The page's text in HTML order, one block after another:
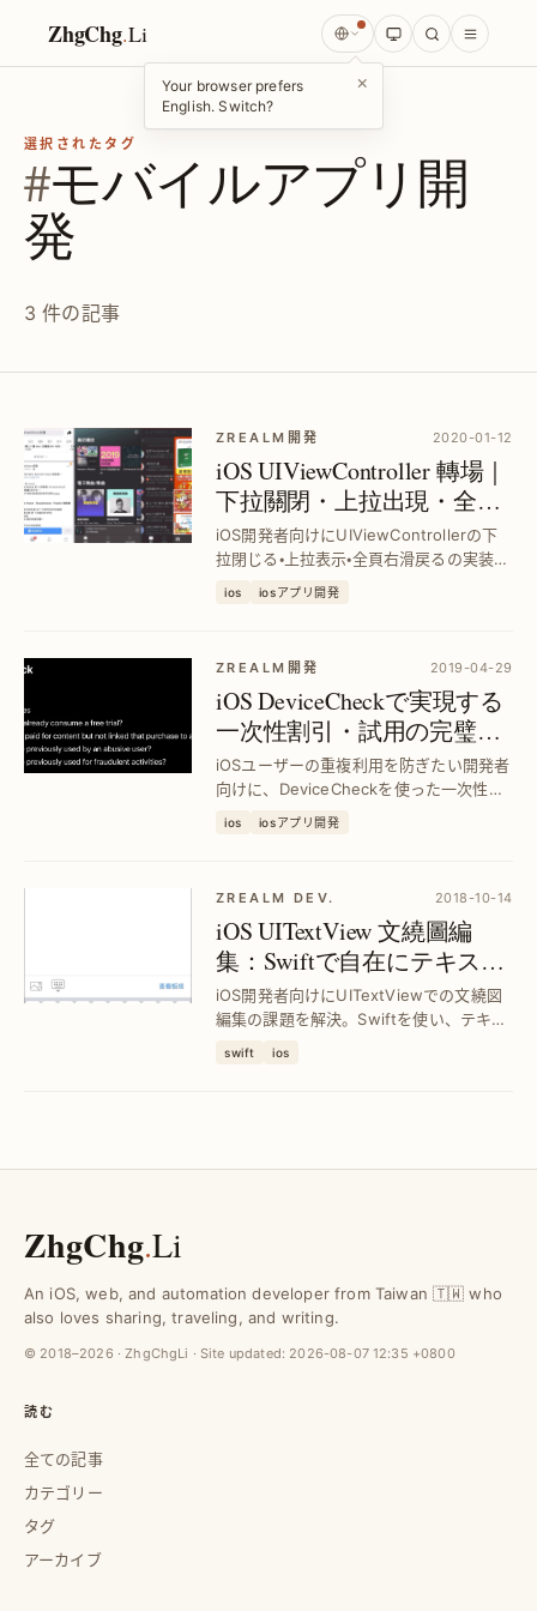
ZhgChg.Li
Your browser prefers
English. Switch?
×
選択されたタグ
#モバイルアプリ開
発
3 件の記事
ZREALM開発 2020-01-12
iOS UIViewController 轉場｜
下拉關閉・上拉出現・全頁
右滑返回 完全解説
iOS開発者向けにUIViewControllerの下
拉閉じる・上拉表示・全頁右滑戻るの実装方
法を具体的に解説。ユーザー体験を向上
ios iosアプリ開発
ZREALM開発 2019-04-29
iOS DeviceCheckで実現する
一次性割引・試用の完璧な
管理｜Swift活用法
iOSユーザーの重複利用を防ぎたい開発者
向けに、DeviceCheckを使った一次性割
引や試用の確実な制御方法を解説。Swift
ios iosアプリ開発
ZREALM DEV. 2018-10-14
iOS UITextView 文繞圖編
集：Swiftで自在にテキスト
と画像を配置する方法｜効
率的なUI設計
iOS開発者向けにUITextViewでの文繞図
編集の課題を解決。Swiftを使い、テキス
swift ios
ZhgChg.Li
An iOS, web, and automation developer from Taiwan 🇹🇼 who
also loves sharing, traveling, and writing.
© 2018–2026 · ZhgChgLi · Site updated: 2026-08-07 12:35 +0800
読む
全ての記事
カテゴリー
タグ
アーカイブ